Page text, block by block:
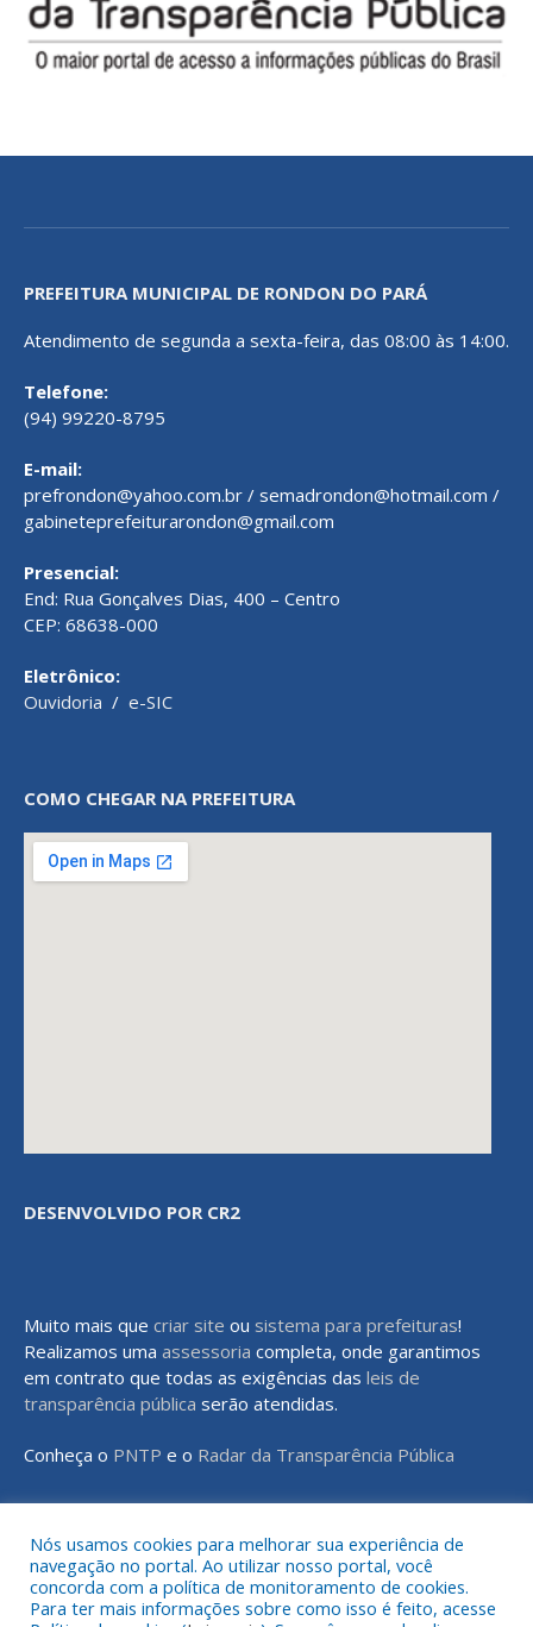
PREFEITURA MUNICIPAL DE RONDON DO PARÁ
Atendimento de segunda a sexta-feira, das 08:00 às 14:00.
Telefone:
(94) 99220-8795
E-mail:
prefrondon@yahoo.com.br / semadrondon@hotmail.com /
gabineteprefeiturarondon@gmail.com
Presencial:
End: Rua Gonçalves Dias, 400 – Centro
CEP: 68638-000
Eletrônico:
Ouvidoria / e-SIC
COMO CHEGAR NA PREFEITURA
DESENVOLVIDO POR CR2
Muito mais que criar site ou sistema para prefeituras!
Realizamos uma assessoria completa, onde garantimos
em contrato que todas as exigências das leis de
transparência pública serão atendidas.
Conheça o PNTP e o Radar da Transparência Pública
Todos os direitos reservados a Prefeitura Municipal de Rondon do
Pará
Nós usamos cookies para melhorar sua experiência de
navegação no portal. Ao utilizar nosso portal, você
concorda com a política de monitoramento de cookies.
Para ter mais informações sobre como isso é feito, acesse